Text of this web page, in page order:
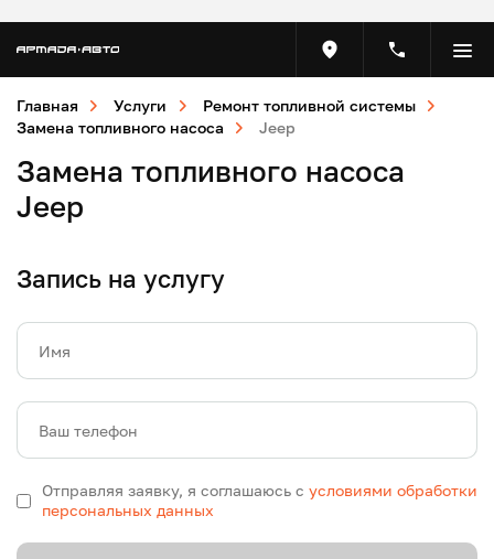
Главная Услуги
Ремонт топливной системы
Замена топливного насоса
Jeep
Замена топливного насоса
Jeep
Запись на услугу
Имя
Ваш телефон
Отправляя заявку, я соглашаюсь с условиями обработки
персональных данных